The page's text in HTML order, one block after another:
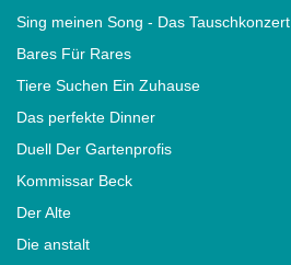
Sing meinen Song - Das Tauschkonzert
Bares Für Rares
Tiere Suchen Ein Zuhause
Das perfekte Dinner
Duell Der Gartenprofis
Kommissar Beck
Der Alte
Die anstalt